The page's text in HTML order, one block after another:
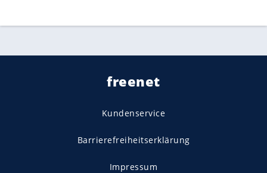
freenet
Kundenservice
Barrierefreiheitserklärung
Impressum